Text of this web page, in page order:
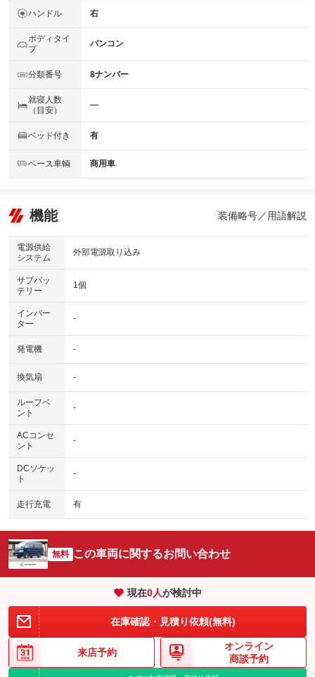
ハンドル 右
ボディタイ
プ
バンコン
分類番号 8ナンバー
就寝人数
（目安）
―
ベッド付き 有
ベース車輌 商用車
機能 装備略号／用語解説
電源供給
システム
外部電源取り込み
サブバッ
テリー
1個
インバー
ター
-
発電機 -
換気扇 -
ルーフベ
ント
-
ACコンセ
ント
-
DCソケッ
ト
-
走行充電 有
無料 この車両に関するお問い合わせ
現在0人が検討中
在庫確認・見積り依頼(無料)
来店予約
オンライン
商談予約